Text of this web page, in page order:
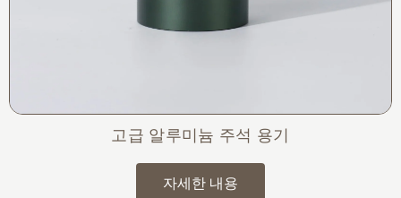
고급 알루미늄 주석 용기
자세한 내용